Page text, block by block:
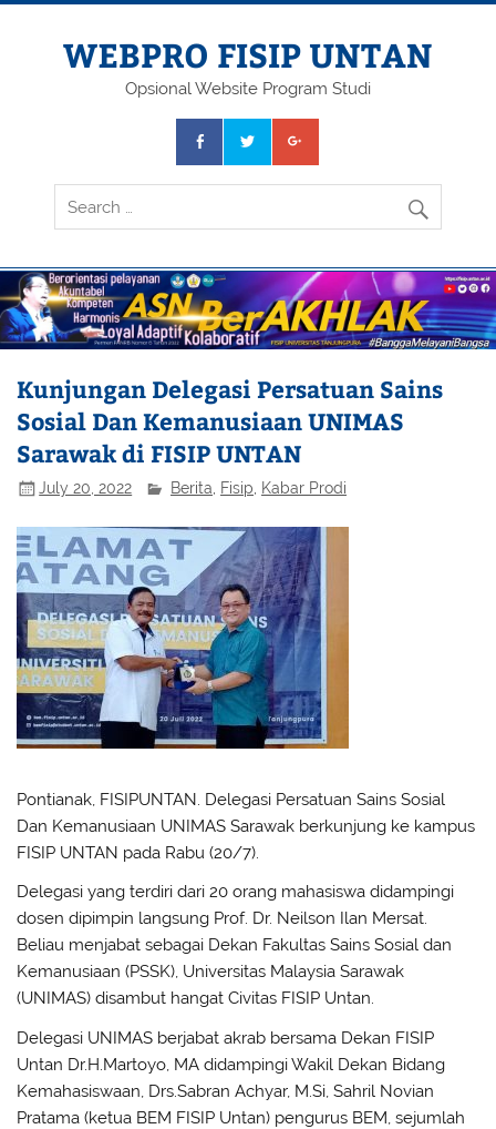
Skip
WEBPRO FISIP UNTAN
Opsional Website Program Studi
Kunjungan Delegasi Persatuan Sains
Sosial Dan Kemanusiaan UNIMAS
Sarawak di FISIP UNTAN
July 20, 2022 Berita Fisip Kabar Prodi
Pontianak, FISIPUNTAN. Delegasi Persatuan Sains Sosial
Dan Kemanusiaan UNIMAS Sarawak berkunjung ke kampus
FISIP UNTAN pada Rabu (20/7).
Delegasi yang terdiri dari 20 orang mahasiswa didampingi
dosen dipimpin langsung Prof. Dr. Neilson Ilan Mersat.
Beliau menjabat sebagai Dekan Fakultas Sains Sosial dan
Kemanusiaan (PSSK), Universitas Malaysia Sarawak
(UNIMAS) disambut hangat Civitas FISIP Untan.
Delegasi UNIMAS berjabat akrab bersama Dekan FISIP
Untan Dr.H.Martoyo, MA didampingi Wakil Dekan Bidang
Kemahasiswaan, Drs.Sabran Achyar, M.Si, Sahril Novian
Pratama (ketua BEM FISIP Untan) pengurus BEM, sejumlah